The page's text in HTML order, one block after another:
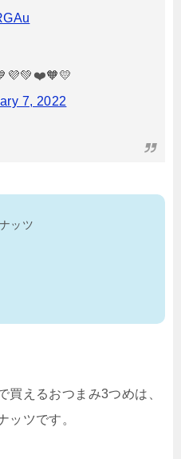
7, 2022
ッツ
買えるおつまみ3つめは、
ッツです。